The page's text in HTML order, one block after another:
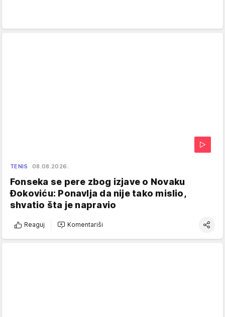
TENIS 08.08.2026.
Fonseka se pere zbog izjave o Novaku
Đokoviću: Ponavlja da nije tako mislio,
shvatio šta je napravio
Reaguj Komentariši